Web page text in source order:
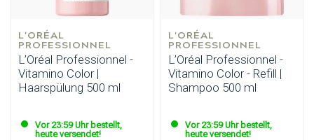
L'ORÉAL
PROFESSIONNEL
L’Oréal Professionnel -
Vitamino Color |
Haarspülung 500 ml
Vor 23:59 Uhr bestellt,
heute versendet!
L'ORÉAL
PROFESSIONNEL
L’Oréal Professionnel -
Vitamino Color - Refill |
Shampoo 500 ml
Vor 23:59 Uhr bestellt,
heute versendet!